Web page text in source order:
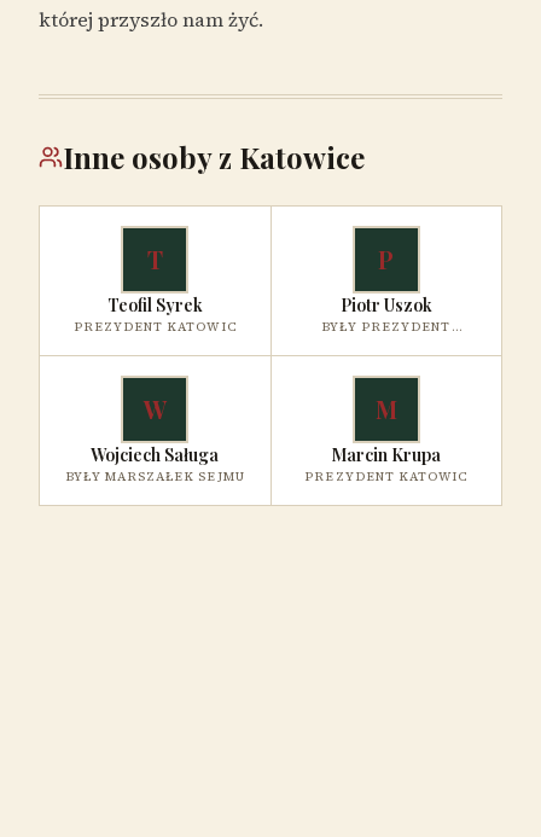
której przyszło nam żyć.
Inne osoby z Katowice
T
Teofil Syrek
PREZYDENT KATOWIC
P
Piotr Uszok
BYŁY PREZYDENT
W
Wojciech Saługa
BYŁY MARSZAŁEK SEJMU
M
Marcin Krupa
PREZYDENT KATOWIC